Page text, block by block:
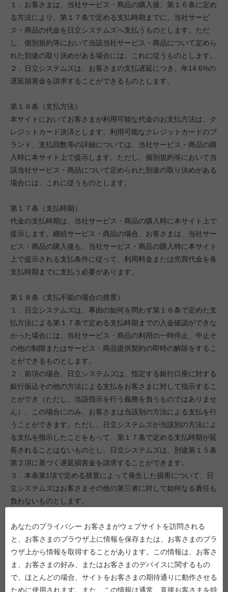
１．お客さまは、当社サービス・商品の購入後、第１６条に定め
る方法により、第１７条で定める支払時期までに、当社サービ
ス・商品の代金を日立システムズへ支払うものとします。ただ
し、個別規約等において当該当社サービス・商品について定めら
れた別途の取り決めがある場合には、これに従うものとします。
２．日立システムズは、お客さまの支払遅延につき、年14.6%の
遅延損害金を請求することができるものとします。
第１６条（支払方法）
本サイトにおいてお客さまが利用可能な代金のお支払方法は、ク
レジットカード決済とします。利用可能なクレジットカードのブ
ランド、支払回数等の詳細については、当社サービス・商品の購
入時に本サイト上で提示します。ただし、個別規約等において当
該当社サービス・商品について定められた別途の取り決めがある
場合には、これに従うものとします。
第１７条（支払時期）
代金の支払時期は、当社サービス・商品の購入時に本サイト上で
提示します。継続サービス・商品の場合、お客さまは、当社サー
ビス・商品の購入後も、当社サービス・商品の購入時に本サイト
上で提示される支払条件に従って、利用料金または売買代金を各
支払時期までに支払う必要があります。
第１８条（支払不能の場合の措置）
１．日立システムズは、事由の如何を問わず第１６条で定めた支
払方法による第１７条で定める支払時期までの入金確認ができな
かった場合には、当社サービス・商品の利用の一時停止、中止そ
の他の制限またはサービス・商品提供契約の即時の解除をするこ
とができるものとします。
２．前項の場合、日立システムズは、指定する銀行口座に対する
銀行振込その他の方法による支払をお客さまに対して指示するこ
とができ（ただし、当該指示を行う義務を負うものではありませ
ん）、この場合にのみ、お客さまは当該別の方法による支払を行
うことができます。ただし、日立システムズが当該別の方法によ
る支払を指示したことをもって、第１７条で定める支払時期が延
長されることはないものとし、日立システムズは、別途第１５条
第２項に基づく遅延損害金を請求することができます。
３．本条第1項で定める措置によって発生した損害について、日
立システムズはお客さまその他の第三者に対して如何なる責任も
負わないものとします。
第１９条（当社サービス・商品の提供）
１．日立システムズは、サービス・商品提供契約に定める期日ま
でに、同契約に定める方法によって、お客さまに対して当該当社
サービス・商品を提供するものとします。
２．お客さまは、当該当社サービス・商品の受領後5営業日以内
（以下「検査期間」といいます）に検査を行うものとします。
あなたのプライバシー お客さまがウェブサイトを訪問される
と、お客さまのブラウザ上に情報を保存または、お客さまのブラ
ウザ上から情報を取得することがあります。この情報は、お客さ
ま、お客さまの好み、またはお客さまのデバイスに関するもの
で、ほとんどの場合、サイトをお客さまの期待通りに動作させる
ために使用されます。また、この情報は通常、直接お客さまを特